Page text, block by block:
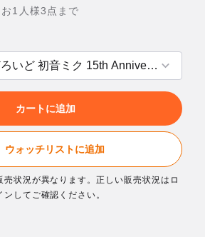
1人様3点まで
カートに追加
ウォッチリストに追加
売状況が異なります。正しい販売状況はロ
ンしてご確認ください。